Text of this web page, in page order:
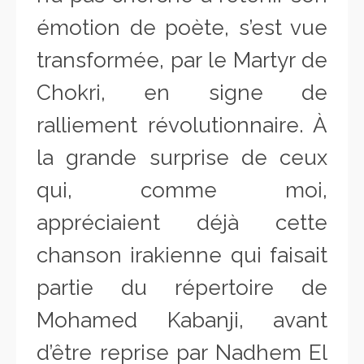
émotion de poète, s’est vue
transformée, par le Martyr de
Chokri, en signe de
ralliement révolutionnaire. À
la grande surprise de ceux
qui, comme moi,
appréciaient déjà cette
chanson irakienne qui faisait
partie du répertoire de
Mohamed Kabanji, avant
d’être reprise par Nadhem El